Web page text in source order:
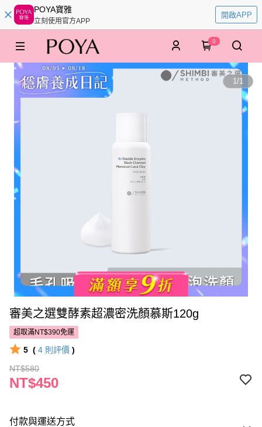
POYA寶雅
立刻使用官方APP
開啟APP
0
1/1
審美之選雙酵素超濃密洗顏慕斯120g
超取滿NT$390免運
5 ( 4 則評價 )
NT$580
NT$450
付款與運送方式